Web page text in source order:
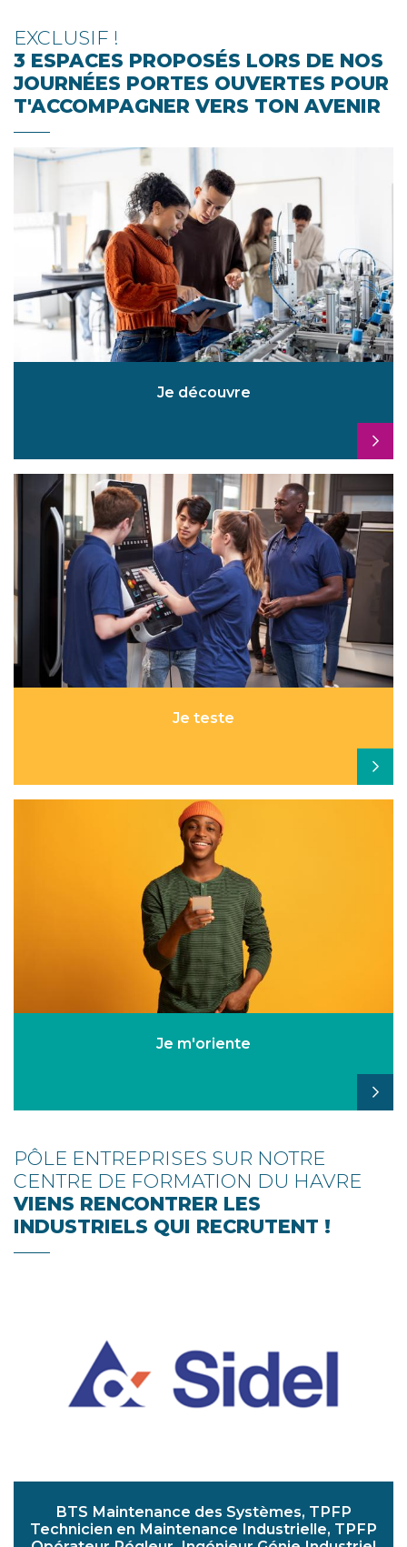
EXCLUSIF !
3 ESPACES PROPOSÉS LORS DE NOS
JOURNÉES PORTES OUVERTES POUR
T'ACCOMPAGNER VERS TON AVENIR
Je découvre
Je teste
Je m'oriente
PÔLE ENTREPRISES SUR NOTRE
CENTRE DE FORMATION DU HAVRE
VIENS RENCONTRER LES
INDUSTRIELS QUI RECRUTENT !
BTS Maintenance des Systèmes, TPFP
Technicien en Maintenance Industrielle, TPFP